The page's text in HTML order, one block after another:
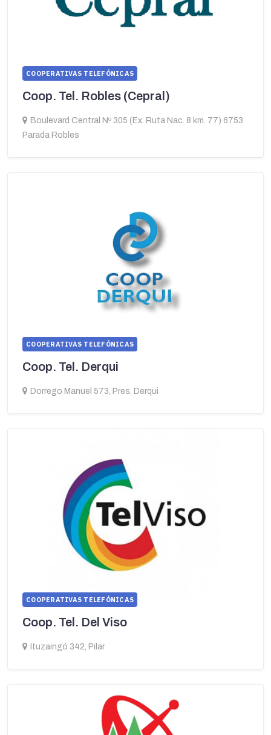
COOPERATIVAS TELEFÓNICAS
Coop. Tel. Robles (Cepral)
Boulevard Central Nº 305 (Ex. Ruta Nac. 8 km. 77) 6753
Parada Robles
COOPERATIVAS TELEFÓNICAS
Coop. Tel. Derqui
Dorrego Manuel 573, Pres. Derqui
COOPERATIVAS TELEFÓNICAS
Coop. Tel. Del Viso
Ituzaingó 342, Pilar